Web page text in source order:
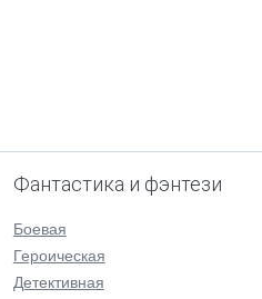
Фантастика и фэнтези
Боевая
Героическая
Детективная